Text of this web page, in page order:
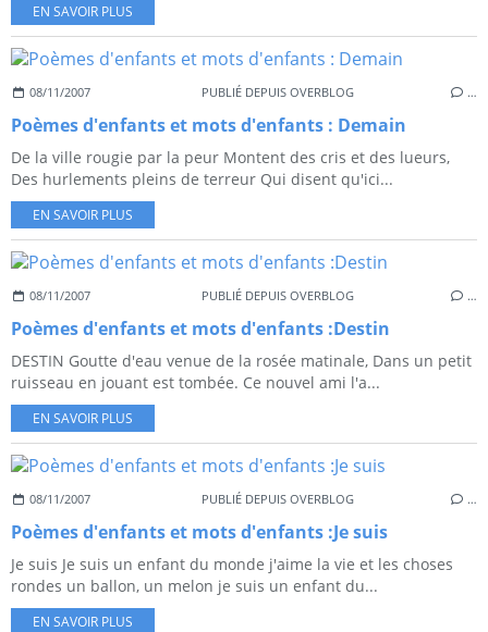
EN SAVOIR PLUS
08/11/2007 PUBLIÉ DEPUIS OVERBLOG …
Poèmes d'enfants et mots d'enfants : Demain
De la ville rougie par la peur Montent des cris et des lueurs,
Des hurlements pleins de terreur Qui disent qu'ici...
EN SAVOIR PLUS
08/11/2007 PUBLIÉ DEPUIS OVERBLOG …
Poèmes d'enfants et mots d'enfants :Destin
DESTIN Goutte d'eau venue de la rosée matinale, Dans un petit
ruisseau en jouant est tombée. Ce nouvel ami l'a...
EN SAVOIR PLUS
08/11/2007 PUBLIÉ DEPUIS OVERBLOG …
Poèmes d'enfants et mots d'enfants :Je suis
Je suis Je suis un enfant du monde j'aime la vie et les choses
rondes un ballon, un melon je suis un enfant du...
EN SAVOIR PLUS